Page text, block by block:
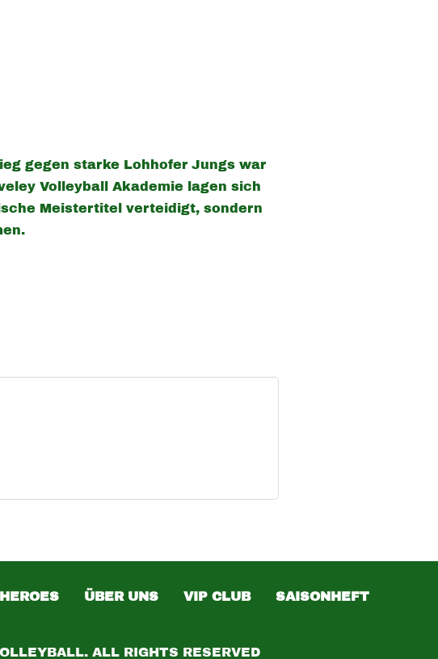
gegen starke Lohhofer Jungs war
Volleyball Akademie lagen sich
Meistertitel verteidigt, sondern
ÜBER UNS VIP CLUB
SAISONHEFT
ALL RIGHTS RESERVED